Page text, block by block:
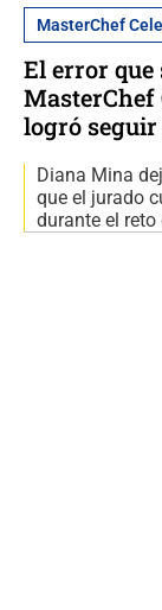
MasterChef
El error que
logró
Diana Mina
que el jurado
durante el